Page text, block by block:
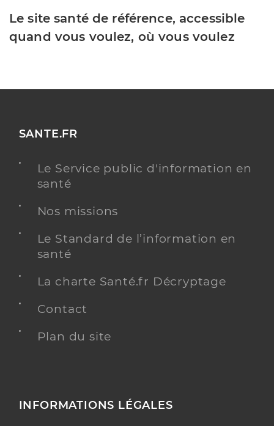
Le site santé de référence, accessible
quand vous voulez, où vous voulez
SANTE.FR
Le Service public d'information en
santé
Nos missions
Le Standard de l’information en
santé
La charte Santé.fr Décryptage
Contact
Plan du site
INFORMATIONS LÉGALES